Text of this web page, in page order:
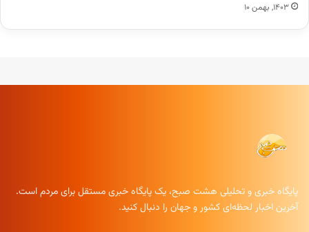
۱۴۰۳, بهمن ۱۰
پایگاه خبری و تحلیلی هشت صبح، یک پایگاه خبری مستقل برای مردم است.
آخرین اخبار لحظه‌ای کشور و جهان را دنبال کنید.